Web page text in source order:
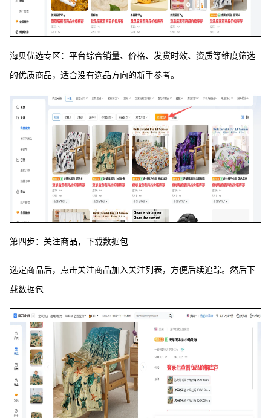
海贝优选专区：平台综合销量、价格、发货时效、资质等维度筛选
的优质商品，适合没有选品方向的新手参考。
第四步：关注商品，下载数据包
选定商品后，点击关注商品加入关注列表，方便后续追踪。然后下
载数据包